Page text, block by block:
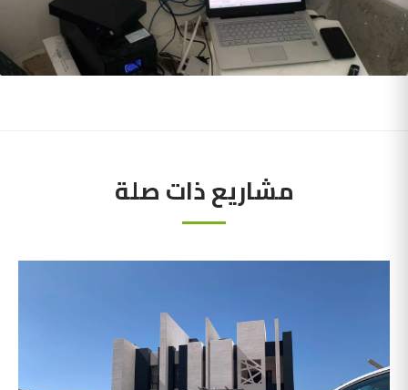
مشاريع ذات صلة